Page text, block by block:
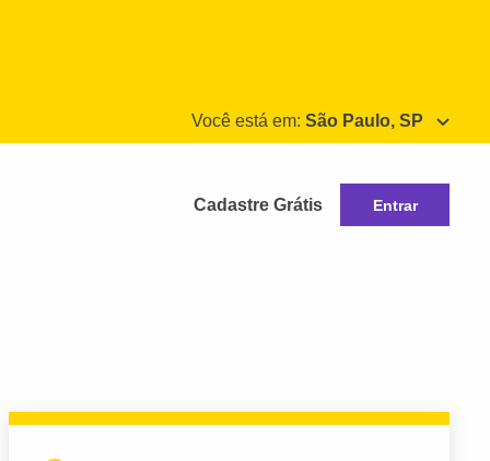
Você está em: São Paulo, SP
Cadastre Grátis Entrar